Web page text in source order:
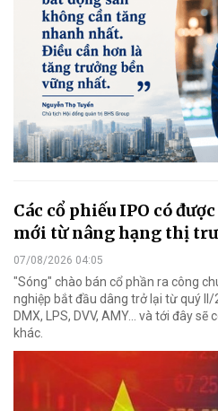
Các cổ phiếu IPO có
mới từ nâng hạng thị
07/08/2026 04:05
"Sóng" chào bán cổ phần ra công
nghiệp bắt đầu dâng trở lại từ quý
DMX, LPS, DVV, AMY... và tới đây
khác.